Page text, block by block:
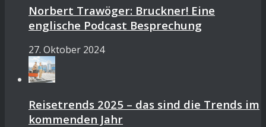
Norbert Trawöger: Bruckner! Eine
englische Podcast Besprechung
27. Oktober 2024
Reisetrends 2025 – das sind die Trends im
kommenden Jahr